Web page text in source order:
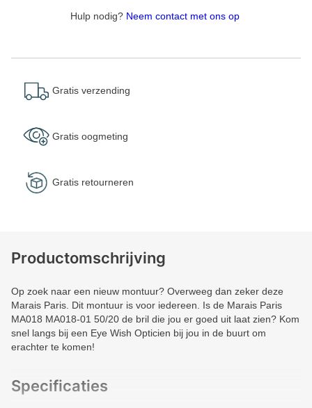
Hulp nodig? Neem contact met ons op
Gratis verzending
Gratis oogmeting
Gratis retourneren
Productomschrijving
Op zoek naar een nieuw montuur? Overweeg dan zeker deze
Marais Paris. Dit montuur is voor iedereen. Is de Marais Paris
MA018 MA018-01 50/20 de bril die jou er goed uit laat zien? Kom
snel langs bij een Eye Wish Opticien bij jou in de buurt om
erachter te komen!
Specificaties